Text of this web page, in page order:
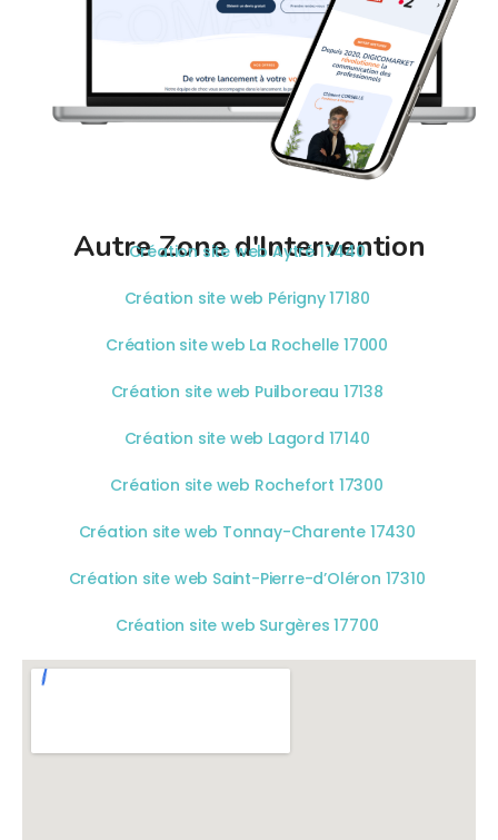
Autre Zone d'Intervention
Création site web Aytré 17440
Création site web Périgny 17180
Création site web La Rochelle 17000
Création site web Puilboreau 17138
Création site web Lagord 17140
Création site web Rochefort 17300
Création site web Tonnay-Charente 17430
Création site web Saint-Pierre-d’Oléron 17310
Création site web Surgères 17700